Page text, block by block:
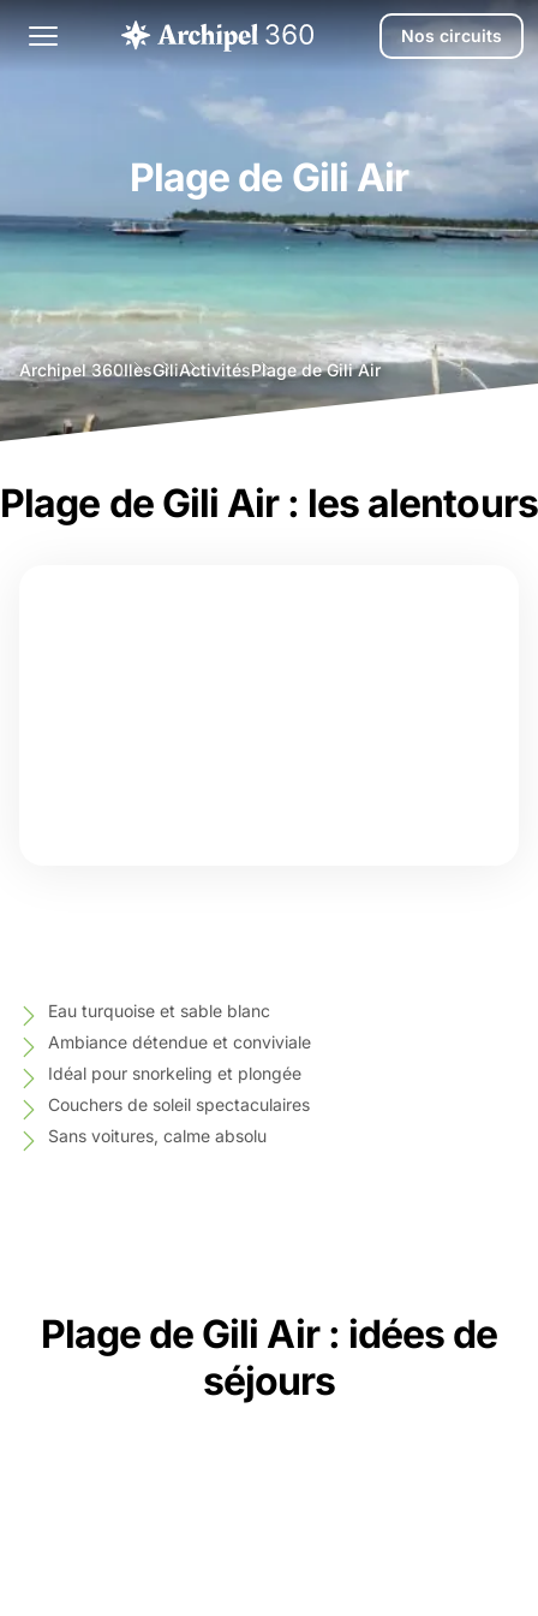
Nos circuits
Plage de Gili Air
Archipel 360agence
voyage
bali
IlesGiliActivitésPlage de Gili Air
Plage de Gili Air : les alentours
Eau turquoise et sable blanc
Ambiance détendue et conviviale
Idéal pour snorkeling et plongée
Couchers de soleil spectaculaires
Sans voitures, calme absolu
Plage de Gili Air : idées de
séjours